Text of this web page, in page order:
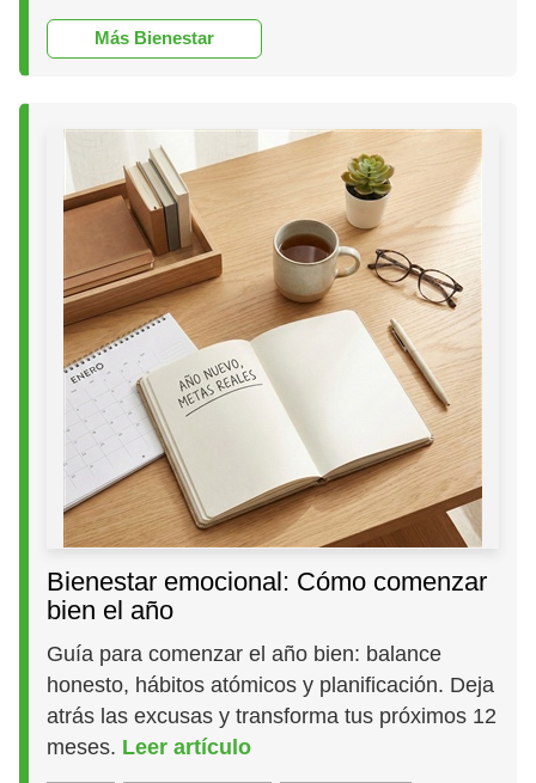
Más Bienestar
Bienestar emocional: Cómo comenzar
bien el año
Guía para comenzar el año bien: balance
honesto, hábitos atómicos y planificación. Deja
atrás las excusas y transforma tus próximos 12
meses. Leer artículo